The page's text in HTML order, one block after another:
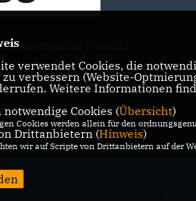
für Frankfurt
DATENSCHUTZ KONTAKT
verwendet Cookies, die
zu verbessern (Website-
Weitere Informationen
notwendige Cookies (Übersicht)
Cookies werden allein für den
Drittanbietern (Hinweis)
wir auf Scripte von Drittanbietern auf der